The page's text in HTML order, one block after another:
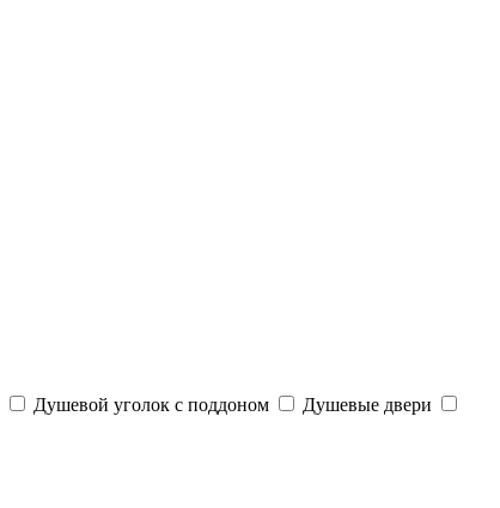
Душевой уголок с поддоном
Душевые двери